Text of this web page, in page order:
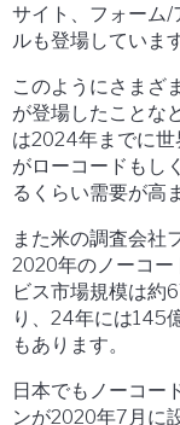
サイト、フォーム/
ルも登場しています
このようにさまざ
が登場したことな
は2024年までに
がローコードもし
るくらい需要が高
また米の調査会社
2020年のノーコー
ビス市場規模は約
り、24年には145
もあります。
日本でもノーコー
ンが2020年7月に